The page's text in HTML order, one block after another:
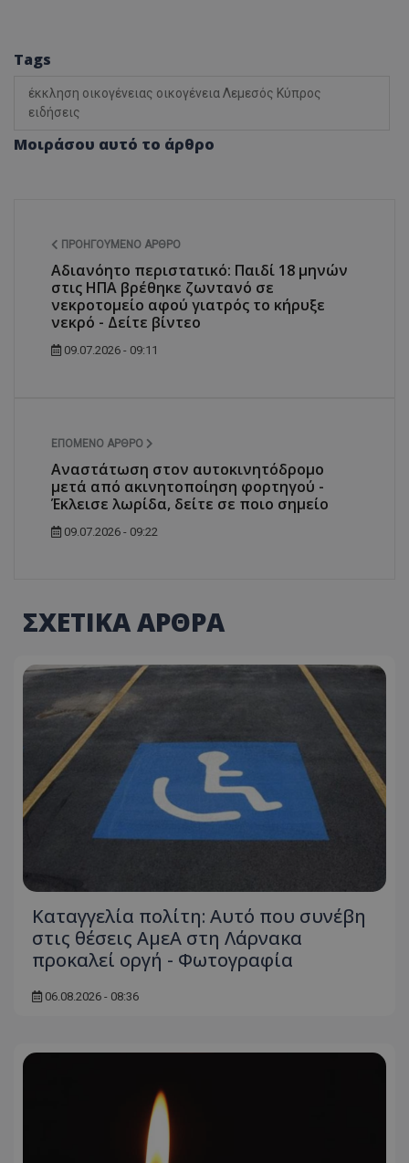
Tags
έκκληση οικογένειας οικογένεια Λεμεσός Κύπρος
ειδήσεις
Μοιράσου αυτό το άρθρο
ΠΡΟΗΓΟΎΜΕΝΟ ΆΡΘΡΟ
Αδιανόητο περιστατικό: Παιδί 18 μηνών
στις ΗΠΑ βρέθηκε ζωντανό σε
νεκροτομείο αφού γιατρός το κήρυξε
νεκρό - Δείτε βίντεο
09.07.2026 - 09:11
ΕΠΌΜΕΝΟ ΆΡΘΡΟ
Αναστάτωση στον αυτοκινητόδρομο
μετά από ακινητοποίηση φορτηγού -
Έκλεισε λωρίδα, δείτε σε ποιο σημείο
09.07.2026 - 09:22
ΣΧΕΤΙΚΑ ΑΡΘΡΑ
Καταγγελία πολίτη: Αυτό που συνέβη
στις θέσεις ΑμεΑ στη Λάρνακα
προκαλεί οργή - Φωτογραφία
06.08.2026 - 08:36